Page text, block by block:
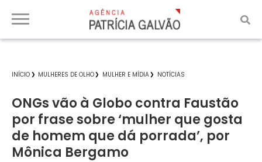
INÍCIO MULHERES DE OLHO MULHER E MÍDIA NOTÍCIAS
ONGs vão à Globo contra Faustão
por frase sobre ‘mulher que gosta
de homem que dá porrada’, por
Mônica Bergamo